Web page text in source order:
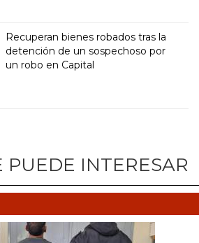
Recuperan bienes robados tras la
detención de un sospechoso por
un robo en Capital
PUEDE INTERESAR